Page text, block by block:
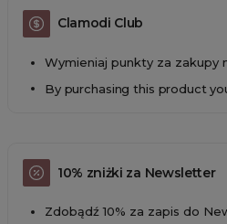
Clamodi Club
Wymieniaj punkty za zakupy
By purchasing this product
10% zniżki za Newsletter
Zdobądź 10% za zapis do